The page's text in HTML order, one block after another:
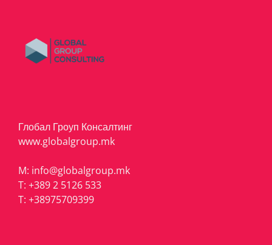
Глобал Гроуп Консалтинг
www.globalgroup.mk
M: info@globalgroup.mk
T: +389 2 5126 533
T: +38975709399